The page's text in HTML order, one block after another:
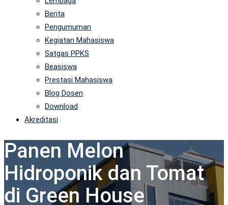
Berita
Pengumuman
Kegiatan Mahasiswa
Satgas PPKS
Beasiswa
Prestasi Mahasiswa
Blog Dosen
Download
Akreditasi
Panen Melon
Hidroponik dan Tomat
di Green House